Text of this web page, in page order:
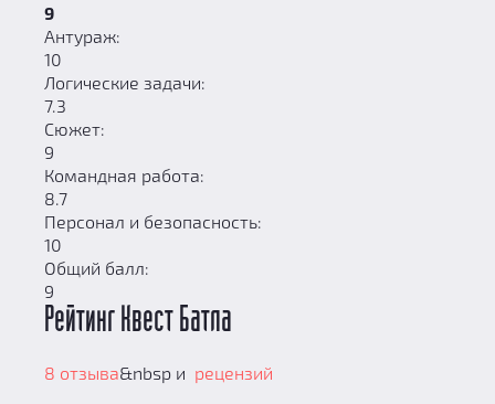
9
Антураж:
10
Логические задачи:
7.3
Сюжет:
9
Командная работа:
8.7
Персонал и безопасность:
10
Общий балл:
9
Рейтинг Квест Батла
8 отзыва&nbsp и рецензий